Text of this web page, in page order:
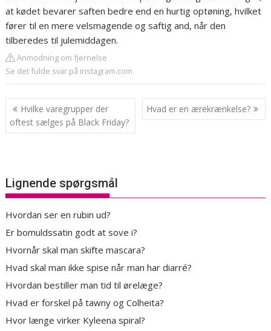
at kødet bevarer saften bedre end en hurtig optøning, hvilket
fører til en mere velsmagende og saftig and, når den
tilberedes til julemiddagen.
Anmodning om fjernelse
Se det fulde svar på instagram.com
Indlægsnavigation
Hvilke varegrupper der
oftest sælges på Black Friday?
Hvad er en ærekrænkelse?
Lignende spørgsmål
Hvordan ser en rubin ud?
Er bomuldssatin godt at sove i?
Hvornår skal man skifte mascara?
Hvad skal man ikke spise når man har diarré?
Hvordan bestiller man tid til ørelæge?
Hvad er forskel på tawny og Colheita?
Hvor længe virker Kyleena spiral?